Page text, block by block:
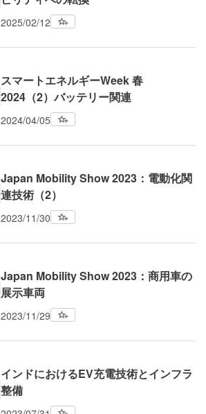
2025/02/12
スマートエネルギーWeek 春
2024（2）バッテリー関連
2024/04/05
Japan Mobility Show 2023：電動化関
連技術（2）
2023/11/30
Japan Mobility Show 2023：商用車の
展示車両
2023/11/29
インドにおけるEV充電技術とインフラ
整備